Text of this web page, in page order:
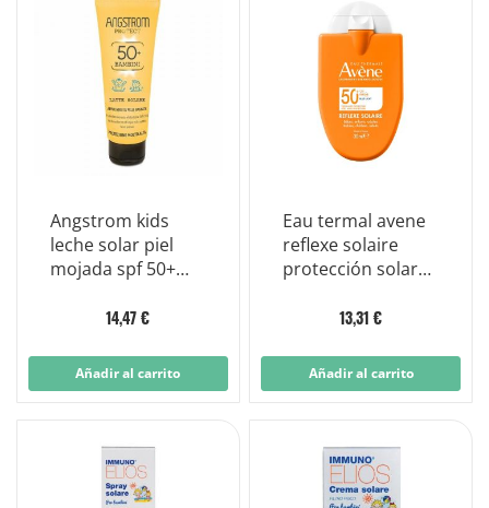
Angstrom kids
leche solar piel
mojada spf 50+
14,47 €
Añadir al carrito
Eau termal avene
reflexe solaire
protección solar
13,31 €
Añadir al carrito